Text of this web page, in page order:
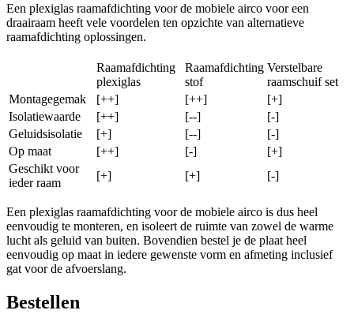
Een plexiglas raamafdichting voor de mobiele airco voor een
draairaam heeft vele voordelen ten opzichte van alternatieve
raamafdichting oplossingen.
Raamafdichting
plexiglas
Raamafdichting
stof
Verstelbare
raamschuif set
Montagegemak
[++] [++]
[+]
Isolatiewaarde
[++] [--]
[-]
Geluidsisolatie
[+] [--]
[-]
Op maat
[++] [-]
[+]
Geschikt voor
ieder raam
[+] [+] [-]
Een plexiglas raamafdichting voor de mobiele airco is dus heel
eenvoudig te monteren, en isoleert de ruimte van zowel de warme
lucht als geluid van buiten. Bovendien bestel je de plaat heel
eenvoudig op maat in iedere gewenste vorm en afmeting inclusief
gat voor de afvoerslang.
Bestellen